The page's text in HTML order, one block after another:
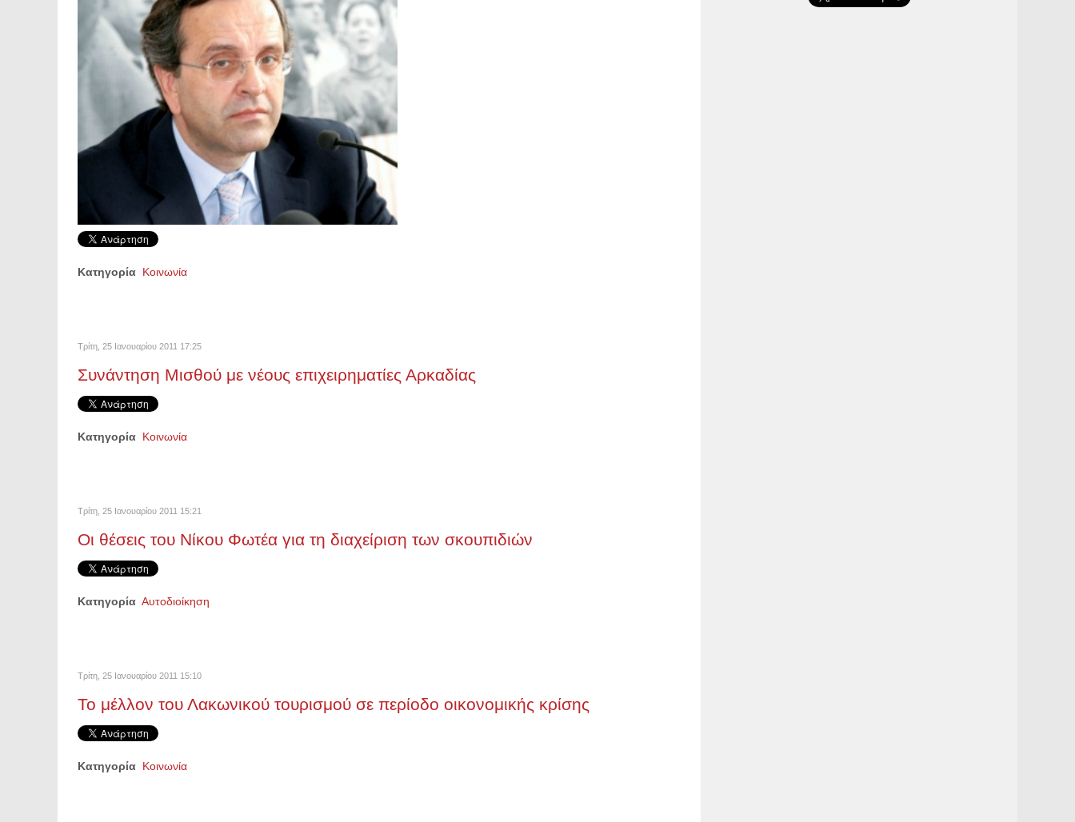
Κατηγορία Κοινωνία
Τρίτη, 25 Ιανουαρίου 2011 17:25
Συνάντηση Μισθού με νέους επιχειρηματίες Αρκαδίας
Κατηγορία Κοινωνία
Τρίτη, 25 Ιανουαρίου 2011 15:21
Οι θέσεις του Νίκου Φωτέα για τη διαχείριση των σκουπιδιών
Κατηγορία Αυτοδιοίκηση
Τρίτη, 25 Ιανουαρίου 2011 15:10
Το μέλλον του Λακωνικού τουρισμού σε περίοδο οικονομικής κρίσης
Κατηγορία Κοινωνία